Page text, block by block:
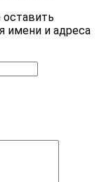
имени и адреса